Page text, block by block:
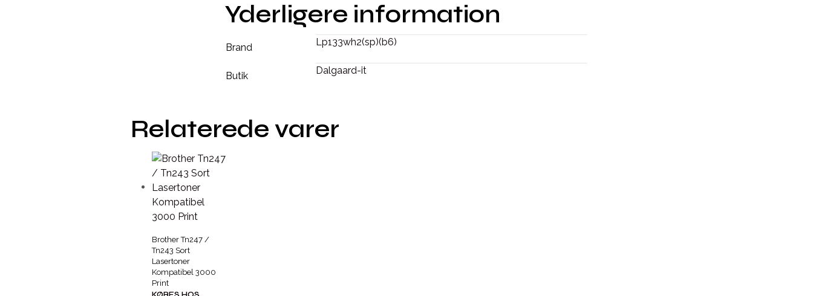
Yderligere information
Brand Lp133wh2(sp)(b6)
Butik Dalgaard-it
Relaterede varer
Brother Tn247 /
Tn243 Sort
Lasertoner
Kompatibel 3000
Print